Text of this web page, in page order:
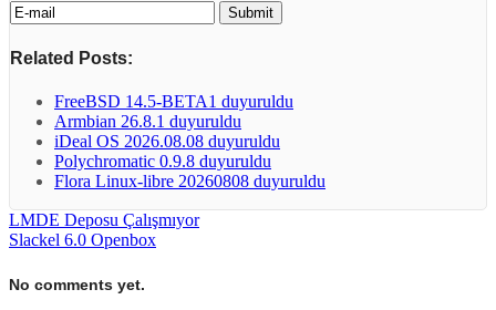
Related Posts:
FreeBSD 14.5-BETA1 duyuruldu
Armbian 26.8.1 duyuruldu
iDeal OS 2026.08.08 duyuruldu
Polychromatic 0.9.8 duyuruldu
Flora Linux-libre 20260808 duyuruldu
LMDE Deposu Çalışmıyor
Slackel 6.0 Openbox
No comments yet.